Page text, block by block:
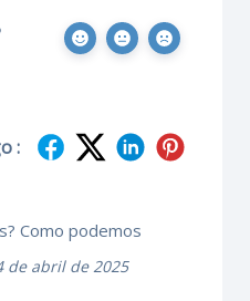
:
Como podemos
de abril de 2025